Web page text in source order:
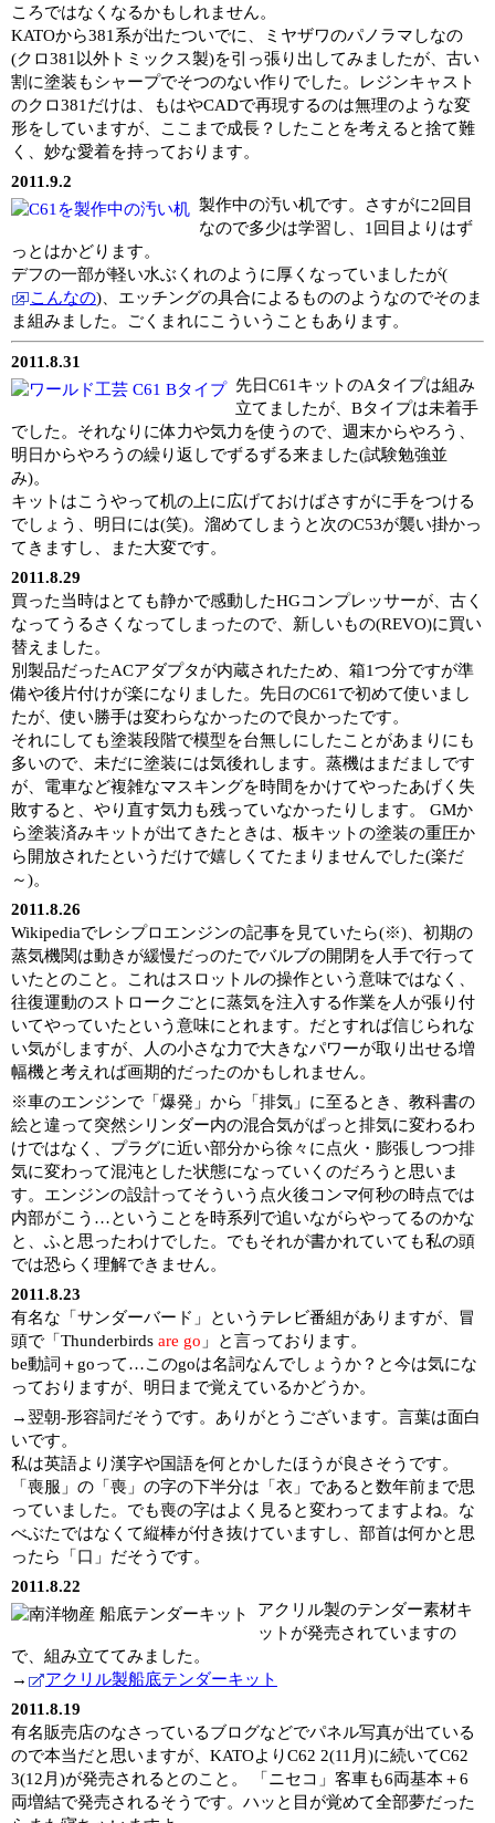
ころではなくなるかもしれません。
KATOから381系が出たついでに、ミヤザワのパノラマしなの
(クロ381以外トミックス製)を引っ張り出してみましたが、古い
割に塗装もシャープでそつのない作りでした。レジンキャスト
のクロ381だけは、もはやCADで再現するのは無理のような変
形をしていますが、ここまで成長？したことを考えると捨て難
く、妙な愛着を持っております。
2011.9.2
製作中の汚い机です。さすがに2回目
なので多少は学習し、1回目よりはず
っとはかどります。
デフの一部が軽い水ぶくれのように厚くなっていましたが(
こんなの)、エッチングの具合によるもののようなのでそのま
ま組みました。ごくまれにこういうこともあります。
2011.8.31
先日C61キットのAタイプは組み
立てましたが、Bタイプは未着手
でした。それなりに体力や気力を使うので、週末からやろう、
明日からやろうの繰り返しでずるずる来ました(試験勉強並
み)。
キットはこうやって机の上に広げておけばさすがに手をつける
でしょう、明日には(笑)。溜めてしまうと次のC53が襲い掛かっ
てきますし、また大変です。
2011.8.29
買った当時はとても静かで感動したHGコンプレッサーが、古く
なってうるさくなってしまったので、新しいもの(REVO)に買い
替えました。
別製品だったACアダプタが内蔵されたため、箱1つ分ですが準
備や後片付けが楽になりました。先日のC61で初めて使いまし
たが、使い勝手は変わらなかったので良かったです。
それにしても塗装段階で模型を台無しにしたことがあまりにも
多いので、未だに塗装には気後れします。蒸機はまだましです
が、電車など複雑なマスキングを時間をかけてやったあげく失
敗すると、やり直す気力も残っていなかったりします。 GMか
ら塗装済みキットが出てきたときは、板キットの塗装の重圧か
ら開放されたというだけで嬉しくてたまりませんでした(楽だ
～)。
2011.8.26
Wikipediaでレシプロエンジンの記事を見ていたら(※)、初期の
蒸気機関は動きが緩慢だっのたでバルブの開閉を人手で行って
いたとのこと。これはスロットルの操作という意味ではなく、
往復運動のストロークごとに蒸気を注入する作業を人が張り付
いてやっていたという意味にとれます。だとすれば信じられな
い気がしますが、人の小さな力で大きなパワーが取り出せる増
幅機と考えれば画期的だったのかもしれません。
※車のエンジンで「爆発」から「排気」に至るとき、教科書の
絵と違って突然シリンダー内の混合気がぱっと排気に変わるわ
けではなく、プラグに近い部分から徐々に点火・膨張しつつ排
気に変わって混沌とした状態になっていくのだろうと思いま
す。エンジンの設計ってそういう点火後コンマ何秒の時点では
内部がこう…ということを時系列で追いながらやってるのかな
と、ふと思ったわけでした。でもそれが書かれていても私の頭
では恐らく理解できません。
2011.8.23
有名な「サンダーバード」というテレビ番組がありますが、冒
頭で「Thunderbirds are go 」と言っております。
be動詞＋goって…このgoは名詞なんでしょうか？と今は気にな
っておりますが、明日まで覚えているかどうか。
→翌朝-形容詞だそうです。ありがとうございます。言葉は面白
いです。
私は英語より漢字や国語を何とかしたほうが良さそうです。
「喪服」の「喪」の字の下半分は「衣」であると数年前まで思
っていました。でも喪の字はよく見ると変わってますよね。な
べぶたではなくて縦棒が付き抜けていますし、部首は何かと思
ったら「口」だそうです。
2011.8.22
アクリル製のテンダー素材キ
ットが発売されていますの
で、組み立ててみました。
→
アクリル製船底テンダーキット
2011.8.19
有名販売店のなさっているブログなどでパネル写真が出ている
ので本当だと思いますが、KATOよりC62 2(11月)に続いてC62
3(12月)が発売されるとのこと。 「ニセコ」客車も6両基本＋6
両増結で発売されるそうです。ハッと目が覚めて全部夢だった